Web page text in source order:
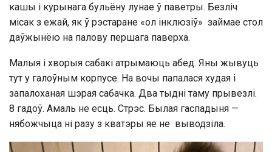
кашы і курынага бульёну лунае ў паветры. Безліч
місак з ежай, як ў рэстаране «ол інклюзіў» займае стол
даўжынёю на палову першага паверха.
Малыя і хворыя сабакі атрымаюць абед. Яны жывуць
тут у галоўным корпусе. На вочы папалася худая і
запалоханая шэрая сабачка. Два тыдні таму прывезлі.
8 гадоў. Амаль не есць. Стрэс. Былая гаспадыня —
нябожчыца ні разу з кватэры яе не выводзіла.